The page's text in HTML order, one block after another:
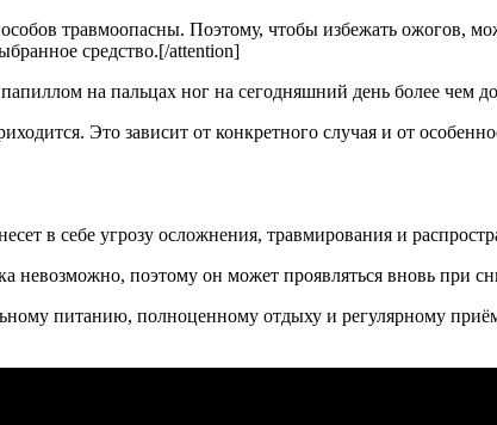
травмоопасны. Поэтому, чтобы избежать ожогов,
средство.[/attention]
на пальцах ног на сегодняшний день более чем
Это зависит от конкретного случая и от
в себе угрозу осложнения, травмирования и
невозможно, поэтому он может проявляться вновь при
питанию, полноценному отдыху и регулярному